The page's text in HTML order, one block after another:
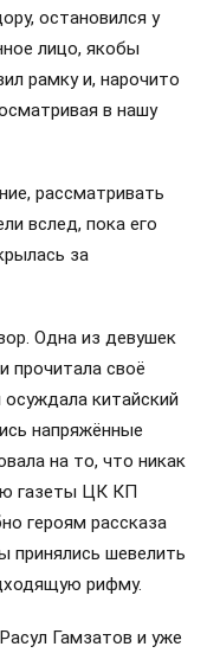
остановился у
лицо, якобы
рамку и, нарочито
в нашу
рассматривать
вслед, пока его
за
Одна из девушек
прочитала своё
китайский
напряжённые
на то, что никак
газеты ЦК КП
героям рассказа
принялись шевелить
рифму.
Гамзатов и уже